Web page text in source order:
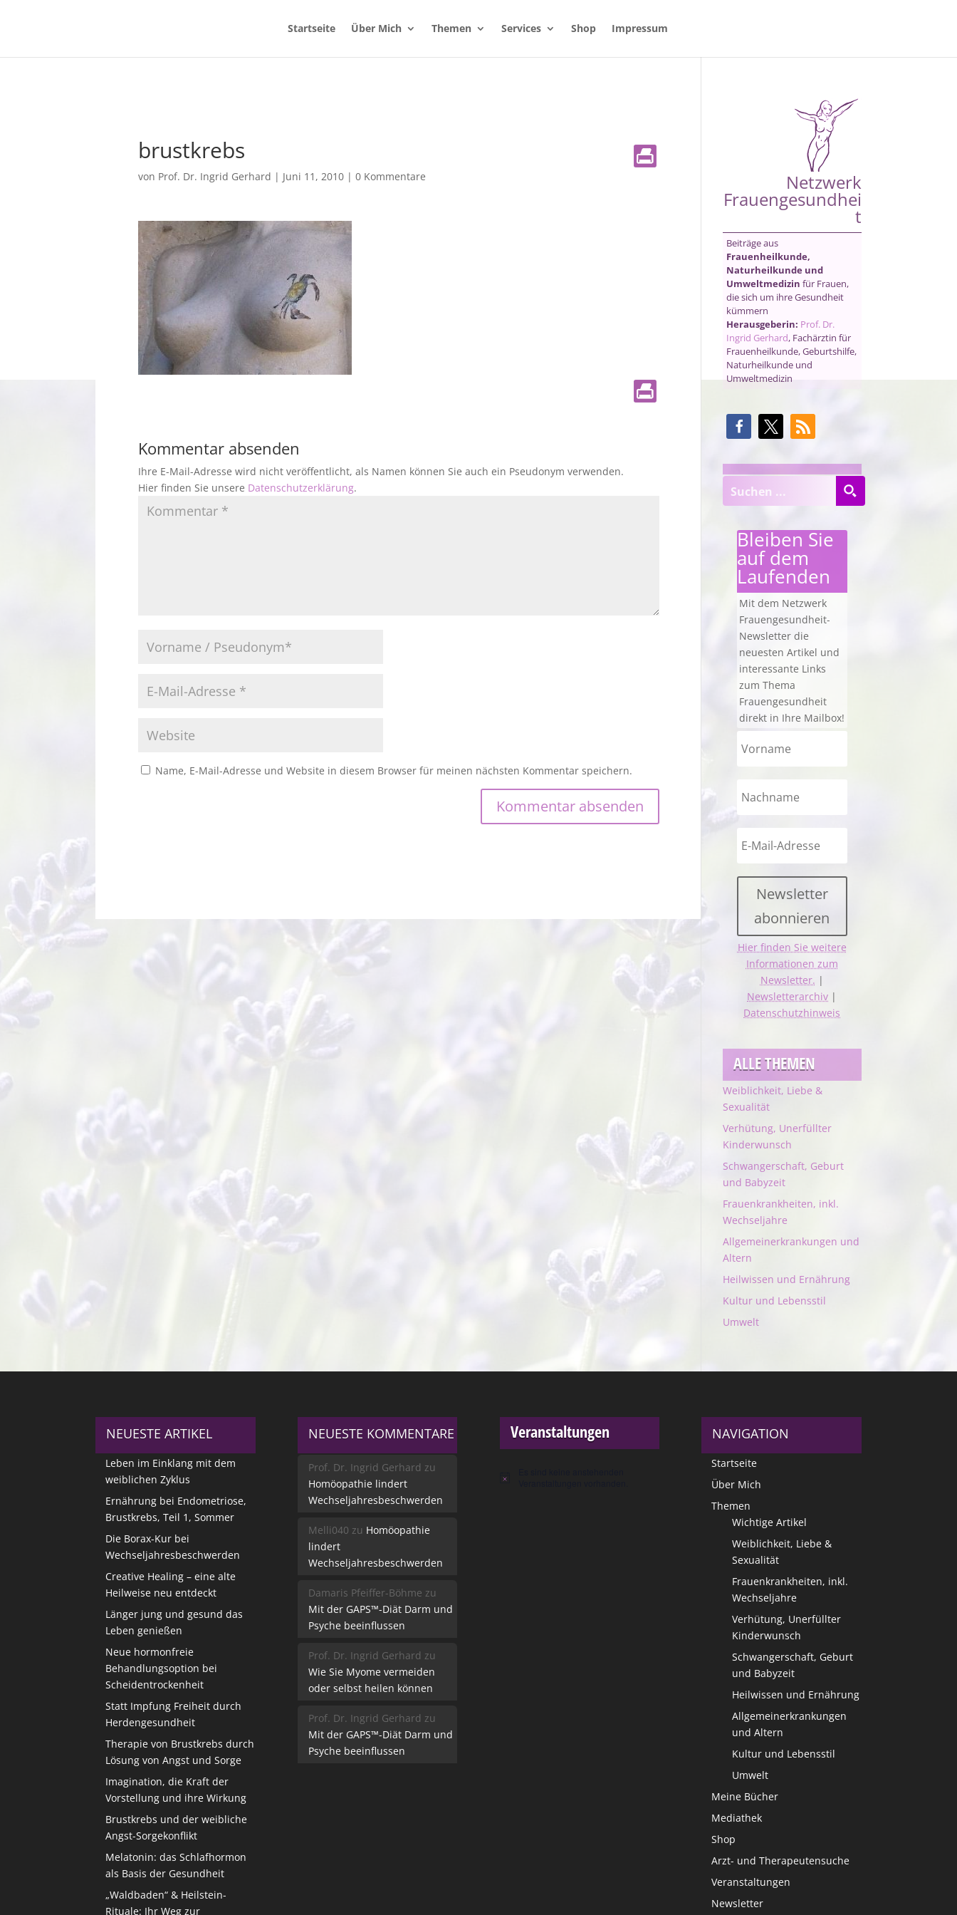
Startseite Über Mich Themen Services Shop Impressum
brustkrebs
von Prof. Dr. Ingrid Gerhard | Juni 11, 2010| 0 Kommentare
Kommentar absenden
Ihre E-Mail-Adresse wird nicht veröffentlicht, als Namen können Sie auch ein Pseudonym verwenden.
Hier finden Sie unsere Datenschutzerklärung.
Name, E-Mail-Adresse und Website in diesem Browser für meinen nächsten Kommentar speichern.
Netzwerk
Frauengesundhei
t
Beiträge aus
Frauenheilkunde,
Naturheilkunde und
Umweltmedizin für Frauen,
die sich um ihre Gesundheit
kümmern
Herausgeberin: Prof. Dr.
Ingrid Gerhard, Fachärztin für
Frauenheilkunde, Geburtshilfe,
Naturheilkunde und
Umweltmedizin
Bleiben Sie
auf dem
Laufenden
Mit dem Netzwerk
Frauengesundheit-
Newsletter die
neuesten Artikel und
interessante Links
zum Thema
Frauengesundheit
direkt in Ihre Mailbox!
Newsletter
abonnieren
Hier finden Sie weitere
Informationen zum
Newsletter. |
Newsletterarchiv |
Datenschutzhinweis
ALLE THEMEN
Weiblichkeit, Liebe &
Sexualität
Verhütung, Unerfüllter
Kinderwunsch
Schwangerschaft, Geburt
und Babyzeit
Frauenkrankheiten, inkl.
Wechseljahre
Allgemeinerkrankungen und
Altern
Heilwissen und Ernährung
Kultur und Lebensstil
Umwelt
NEUESTE ARTIKEL
Leben im Einklang mit dem
weiblichen Zyklus
Ernährung bei Endometriose,
Brustkrebs, Teil 1, Sommer
Die Borax-Kur bei
Wechseljahresbeschwerden
Creative Healing – eine alte
Heilweise neu entdeckt
Länger jung und gesund das
Leben genießen
Neue hormonfreie
Behandlungsoption bei
Scheidentrockenheit
Statt Impfung Freiheit durch
Herdengesundheit
Therapie von Brustkrebs durch
Lösung von Angst und Sorge
Imagination, die Kraft der
Vorstellung und ihre Wirkung
Brustkrebs und der weibliche
Angst-Sorgekonflikt
Melatonin: das Schlafhormon
als Basis der Gesundheit
„Waldbaden“ & Heilstein-
Rituale: Ihr Weg zur
NEUESTE KOMMENTARE
Prof. Dr. Ingrid Gerhard zu
Homöopathie lindert
Wechseljahresbeschwerden
Melli040 zu Homöopathie
lindert
Wechseljahresbeschwerden
Damaris Pfeiffer-Böhme zu
Mit der GAPS™-Diät Darm und
Psyche beeinflussen
Prof. Dr. Ingrid Gerhard zu
Wie Sie Myome vermeiden
oder selbst heilen können
Prof. Dr. Ingrid Gerhard zu
Mit der GAPS™-Diät Darm und
Psyche beeinflussen
Veranstaltungen
Hinweis
NAVIGATION
Startseite
Über Mich
Themen
Wichtige Artikel
Weiblichkeit, Liebe &
Sexualität
Frauenkrankheiten, inkl.
Wechseljahre
Verhütung, Unerfüllter
Kinderwunsch
Schwangerschaft, Geburt
und Babyzeit
Heilwissen und Ernährung
Allgemeinerkrankungen
und Altern
Kultur und Lebensstil
Umwelt
Meine Bücher
Mediathek
Shop
Arzt- und Therapeutensuche
Veranstaltungen
Newsletter